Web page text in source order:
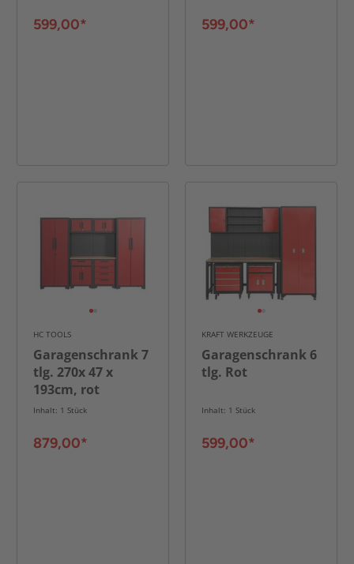
599,00* 599,00*
HC TOOLS
Garagenschrank 7
tlg. 270x 47 x
193cm, rot
Inhalt: 1 Stück
879,00*
KRAFT WERKZEUGE
Garagenschrank 6
tlg. Rot
Inhalt: 1 Stück
599,00*